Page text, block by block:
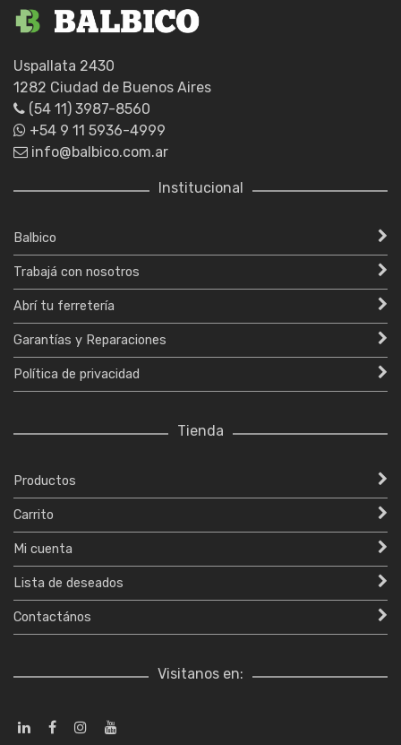
Uspallata 2430
1282 Ciudad de Buenos Aires
(54 11) 3987-8560
+54 9 11 5936-4999
info@balbico.com.ar
Institucional
Balbico
Trabajá con nosotros
Abrí tu ferretería
Garantías y Reparaciones
Política de privacidad
Tienda
Productos
Carrito
Mi cuenta
Lista de deseados
Contactános
Visitanos en: